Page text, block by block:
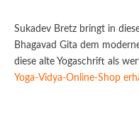
Sukadev Bretz bringt in
Bhagavad Gita dem
diese alte Yogaschrift als
Yoga-Vidya-Online-Shop